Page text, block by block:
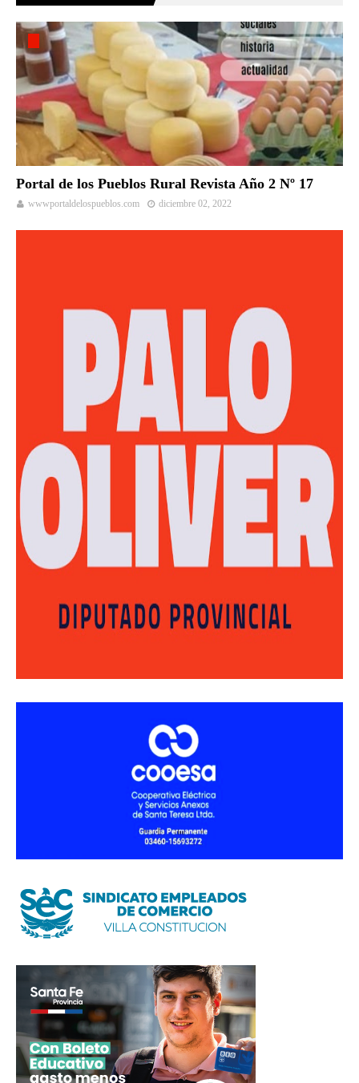
Portal de los Pueblos Rural Revista Año 2 Nº 17
wwwportaldelospueblos.com diciembre 02, 2022